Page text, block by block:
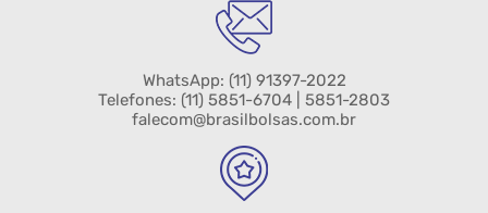
WhatsApp: (11) 91397-2022
Telefones: (11) 5851-6704 | 5851-2803
falecom@brasilbolsas.com.br